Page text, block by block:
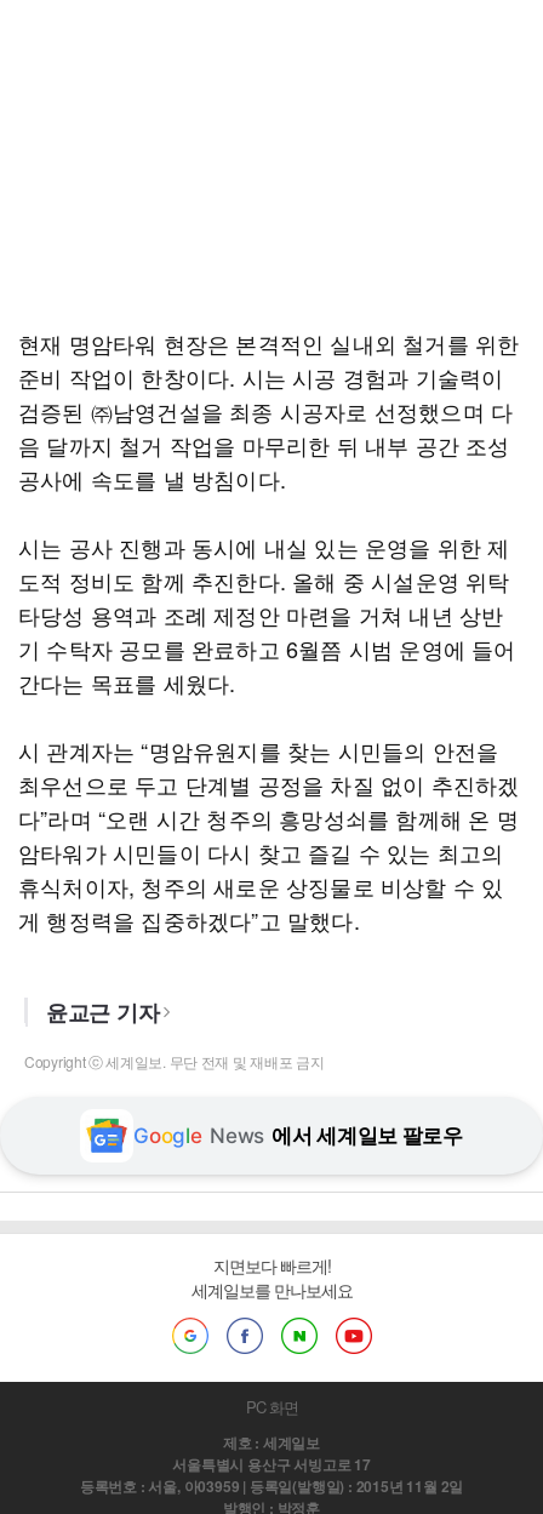
현재 명암타워 현장은 본격적인 실내외 철거를 위한
준비 작업이 한창이다. 시는 시공 경험과 기술력이
검증된 ㈜남영건설을 최종 시공자로 선정했으며 다
음 달까지 철거 작업을 마무리한 뒤 내부 공간 조성
공사에 속도를 낼 방침이다.
시는 공사 진행과 동시에 내실 있는 운영을 위한 제
도적 정비도 함께 추진한다. 올해 중 시설운영 위탁
타당성 용역과 조례 제정안 마련을 거쳐 내년 상반
기 수탁자 공모를 완료하고 6월쯤 시범 운영에 들어
간다는 목표를 세웠다.
시 관계자는 “명암유원지를 찾는 시민들의 안전을
최우선으로 두고 단계별 공정을 차질 없이 추진하겠
다”라며 “오랜 시간 청주의 흥망성쇠를 함께해 온 명
암타워가 시민들이 다시 찾고 즐길 수 있는 최고의
휴식처이자, 청주의 새로운 상징물로 비상할 수 있
게 행정력을 집중하겠다”고 말했다.
윤교근 기자
Copyright ⓒ 세계일보. 무단 전재 및 재배포 금지
Google News 에서 세계일보 팔로우
지면보다 빠르게!
세계일보를 만나보세요
PC 화면
제호 : 세계일보
서울특별시 용산구 서빙고로 17
등록번호 : 서울, 아03959 | 등록일(발행일) : 2015년 11월 2일
발행인 : 박정훈